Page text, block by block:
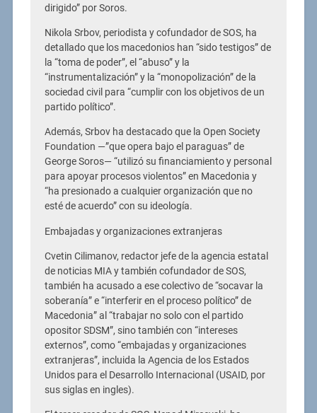
dirigido” por Soros.
Nikola Srbov, periodista y cofundador de SOS, ha
detallado que los macedonios han “sido testigos” de
la “toma de poder”, el “abuso” y la
“instrumentalización” y la “monopolización” de la
sociedad civil para “cumplir con los objetivos de un
partido político”.
Además, Srbov ha destacado que la Open Society
Foundation —”que opera bajo el paraguas” de
George Soros— “utilizó su financiamiento y personal
para apoyar procesos violentos” en Macedonia y
“ha presionado a cualquier organización que no
esté de acuerdo” con su ideología.
Embajadas y organizaciones extranjeras
Cvetin Cilimanov, redactor jefe de la agencia estatal
de noticias MIA y también cofundador de SOS,
también ha acusado a ese colectivo de “socavar la
soberanía” e “interferir en el proceso político” de
Macedonia” al “trabajar no solo con el partido
opositor SDSM”, sino también con “intereses
externos”, como “embajadas y organizaciones
extranjeras”, incluida la Agencia de los Estados
Unidos para el Desarrollo Internacional (USAID, por
sus siglas en ingles).